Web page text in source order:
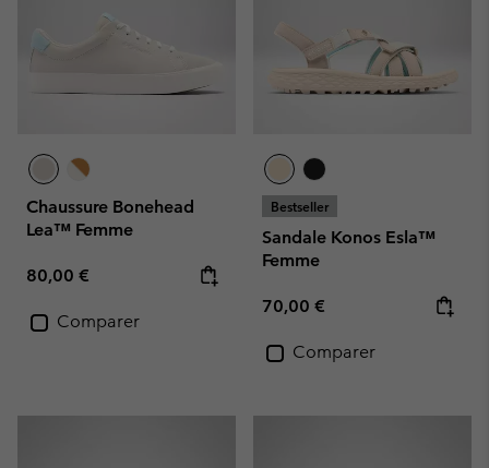
Chaussure Bonehead
Lea™ Femme
Regular price:
80,00 €
Comparer
Bestseller
Sandale Konos Esla™
Femme
Regular price:
70,00 €
Comparer